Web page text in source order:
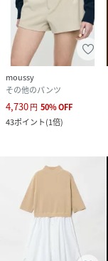
moussy
その他のパンツ
4,730円 50%OFF
43ポイント(1倍)